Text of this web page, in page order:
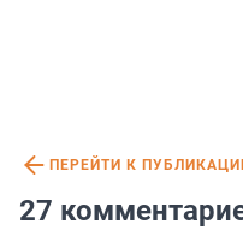
ПЕРЕЙТИ К
27